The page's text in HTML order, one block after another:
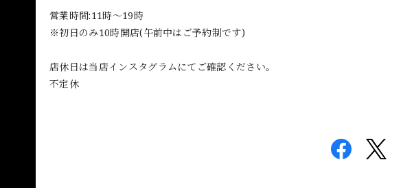
営業時間:11時〜19時
※初日のみ10時開店(午前中はご予約制です)
店休日は当店インスタグラムにてご確認ください。
不定休